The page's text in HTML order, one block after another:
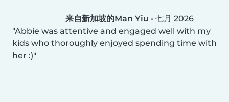
来自新加坡的Man Yiu • 七月 2026
Abbie was attentive and engaged well with my
kids who thoroughly enjoyed spending time with
her :)